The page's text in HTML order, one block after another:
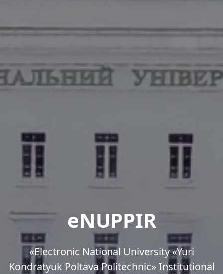
eNUPPIR
«Еlectronic National University «Yuri
Kondratyuk Poltava Politechnic» Institutional